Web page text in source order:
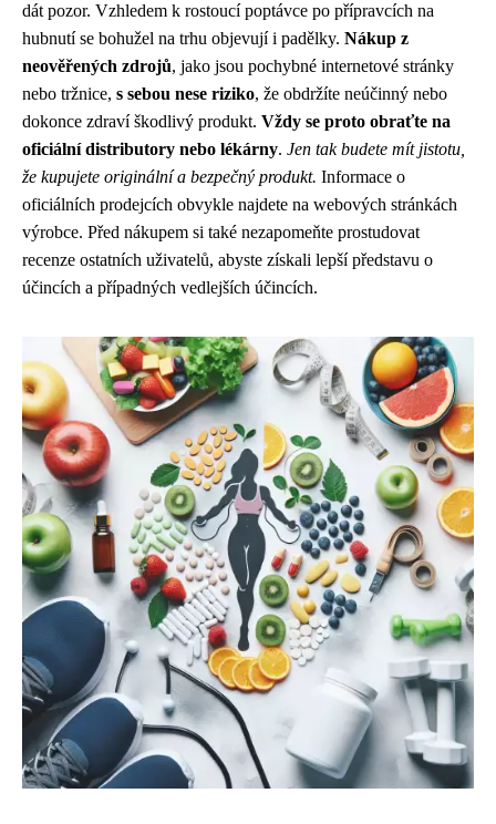
dát pozor. Vzhledem k rostoucí poptávce po přípravcích na
hubnutí se bohužel na trhu objevují i ​​padělky. Nákup z
neověřených zdrojů, jako jsou pochybné internetové stránky
nebo tržnice, s sebou nese riziko, že obdržíte neúčinný nebo
dokonce zdraví škodlivý produkt. Vždy se proto obraťte na
oficiální distributory nebo lékárny. Jen tak budete mít jistotu,
že kupujete originální a bezpečný produkt. Informace o
oficiálních prodejcích obvykle najdete na webových stránkách
výrobce. Před nákupem si také nezapomeňte prostudovat
recenze ostatních uživatelů, abyste získali lepší představu o
účincích a případných vedlejších účincích.